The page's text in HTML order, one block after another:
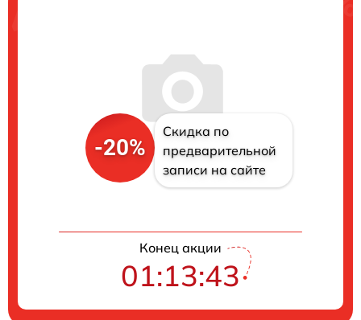
-20%
Скидка по
предварительной
записи на сайте
Конец акции
01:13:42